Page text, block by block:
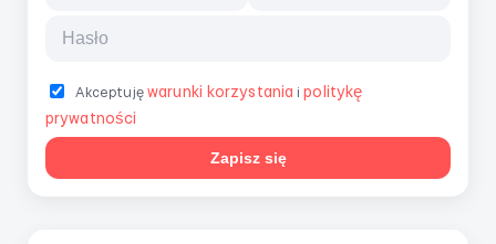
Akceptujęwarunki korzystania i politykę
prywatności
Zapisz się